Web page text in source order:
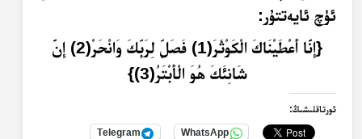
ئۈچ ئايەتتۇر:
{إِنَّا أَعْطَيْنَاكَ الْكَوْثَرَ(1) فَصَلِّ لِرَبِّكَ وَانْحَرْ(2) إِنَّ
شَانِئَكَ هُوَ الْأَبْتَرُ(3)}
ئورتاقلىشىڭ:
WhatsApp
Telegram